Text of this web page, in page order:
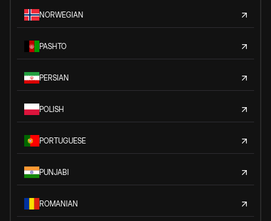
NORWEGIAN
PASHTO
PERSIAN
POLISH
PORTUGUESE
PUNJABI
ROMANIAN